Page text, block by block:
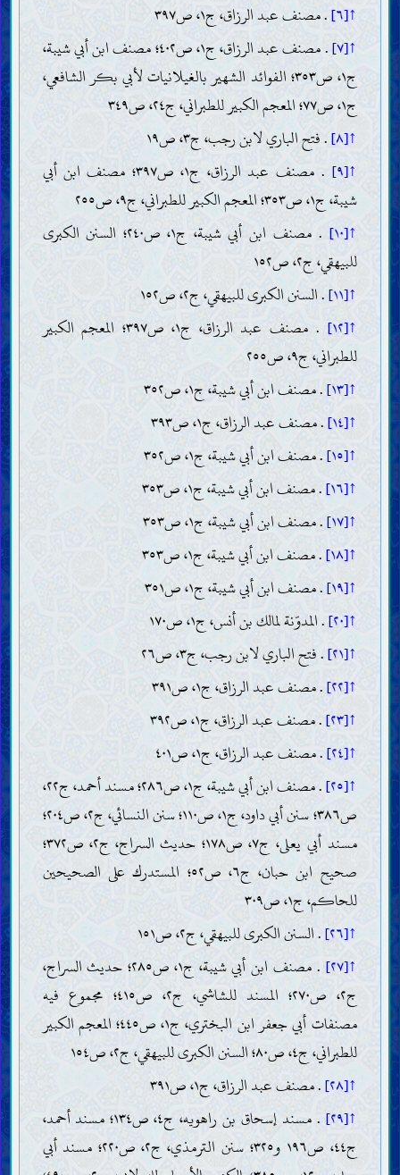
↑[٦] . مصنف عبد الرزاق، ج١، ص٣٩٧
↑[٧]
. مصنف عبد الرزاق، ج١، ص٤٠٢؛ مصنف ابن أبي شيبة،
ج١، ص٣٥٣؛ الفوائد الشهير بالغيلانيات لأبي بكر الشافعي،
ج١، ص٧٧؛ المعجم الكبير للطبراني، ج٢٤، ص٣٤٩
↑[٨] . فتح الباري لابن رجب، ج٣، ص١٩
↑[٩]
. مصنف عبد الرزاق، ج١، ص٣٩٧؛ مصنف ابن أبي
شيبة، ج١، ص٣٥٣؛ المعجم الكبير للطبراني، ج٩، ص٢٥٥
↑[١٠]
. مصنف ابن أبي شيبة، ج١، ص٢٤٠؛ السنن الكبرى
للبيهقي، ج٢، ص١٥٢
↑[١١] . السنن الكبرى للبيهقي، ج٢، ص١٥٢
↑[١٢]
. مصنف عبد الرزاق، ج١، ص٣٩٧؛ المعجم الكبير
للطبراني، ج٩، ص٢٥٥
↑[١٣] . مصنف ابن أبي شيبة، ج١، ص٣٥٢
↑[١٤] . مصنف عبد الرزاق، ج١، ص٣٩٣
↑[١٥] . مصنف ابن أبي شيبة، ج١، ص٣٥٢
↑[١٦]
. مصنف ابن أبي شيبة، ج١، ص٣٥٣
↑[١٧] . مصنف ابن أبي شيبة، ج١، ص٣٥٣
↑[١٨]
. مصنف ابن أبي شيبة، ج١، ص٣٥٣
↑[١٩] . مصنف ابن أبي شيبة، ج١، ص٣٥١
↑[٢٠] . المدوّنة لمالك بن أنس، ج١، ص١٧٠
↑[٢١] . فتح الباري لابن رجب، ج٣، ص٢٦
↑[٢٢] . مصنف عبد الرزاق، ج١، ص٣٩١
↑[٢٣]
. مصنف عبد الرزاق، ج١، ص٣٩٢
↑[٢٤] . مصنف عبد الرزاق، ج١، ص٤٠١
↑[٢٥]
. مصنف ابن أبي شيبة، ج١، ص٢٨٦؛ مسند أحمد، ج٢٢،
ص٣٨٦؛ سنن أبي داود، ج١، ص١١٠؛ سنن النسائي، ج٢، ص٢٠٤؛
مسند أبي يعلى، ج٧، ص١٧٨؛ حديث السراج، ج٢، ص٣٧٢؛
صحيح ابن حبان، ج٦، ص٥٢؛ المستدرك على الصحيحين
للحاكم، ج١، ص٣٠٩
↑[٢٦]
. السنن الكبرى للبيهقي، ج٢، ص١٥١
↑[٢٧]
. مصنف ابن أبي شيبة، ج١، ص٢٨٥؛ حديث السراج،
ج٢، ص٢٧٠؛ المسند للشاشي، ج٢، ص٤١٥؛ مجموع فيه
مصنفات أبي جعفر ابن البختري، ج١، ص٤٤٥؛ المعجم الكبير
للطبراني، ج٤، ص٨٠؛ السنن الكبرى للبيهقي، ج٢، ص١٥٤
↑[٢٨]
. مصنف عبد الرزاق، ج١، ص٣٩١
↑[٢٩]
. مسند إسحاق بن راهويه، ج٤، ص١٣٤؛ مسند أحمد،
ج٤٤، ص١٩٦ و٣٢٥؛ سنن الترمذي، ج٢، ص٢٢٠؛ مسند أبي